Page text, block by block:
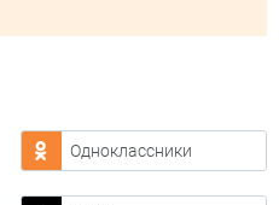
Одноклассники